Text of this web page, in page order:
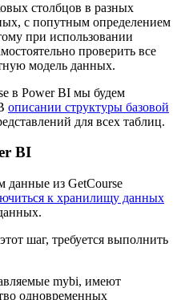
столбцов в разных
с попутным определением
при использовании
проверить все
модель данных.
в Power BI мы будем
описании структуры базовой
для всех таблиц.
BI
данные из GetCourse
к хранилищу данных
шаг, требуется выполнить
mybi, имеют
одновременных